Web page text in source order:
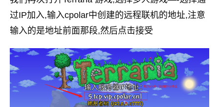
过IP加入,输入cpolar中创建的远程联机的地址,注意
输入的是地址前面那段,然后点击接受